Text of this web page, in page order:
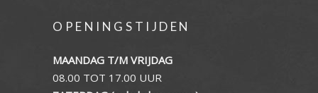
OPENINGSTIJDEN
MAANDAG T/M VRIJDAG
08.00 TOT 17.00 UUR